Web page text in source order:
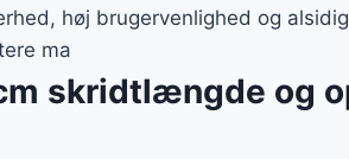
høj brugervenlighed og
ma
skridtlængde og